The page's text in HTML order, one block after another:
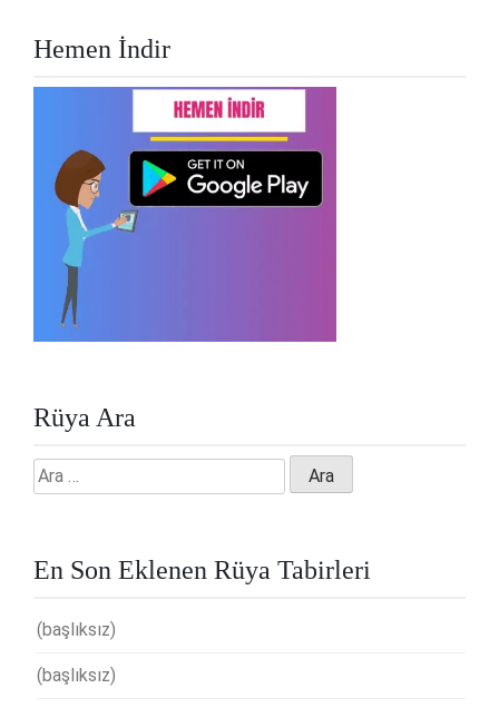
Hemen İndir
Rüya Ara
Arama:
En Son Eklenen Rüya Tabirleri
(başlıksız)
(başlıksız)